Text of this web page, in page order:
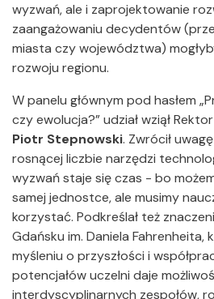
wyzwań, ale i zaprojektowanie
zaangażowaniu decydentów
miasta czy województwa)
rozwoju regionu.
W panelu głównym pod hasłem
czy ewolucja?” udział wziął
Piotr Stepnowski. Zwrócił
rosnącej liczbie narzędzi
wyzwań staje się czas - bo
samej jednostce, ale musimy
korzystać. Podkreślał też
Gdańsku im. Daniela Fahrenheita,
myśleniu o przyszłości i
potencjałów uczelni daje
interdyscyplinarnych zespołów,